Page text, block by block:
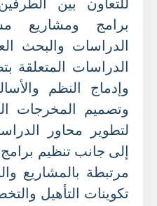
للتعاون بين
برامج ومشاريع
الدراسات والبحث
الدراسات المتعلقة
وإدماج النظم
وتصميم المخرجات
لتطوير محاور
إلى جانب تنظيم
مرتبطة بالمشاريع
تكوينات التأهيل